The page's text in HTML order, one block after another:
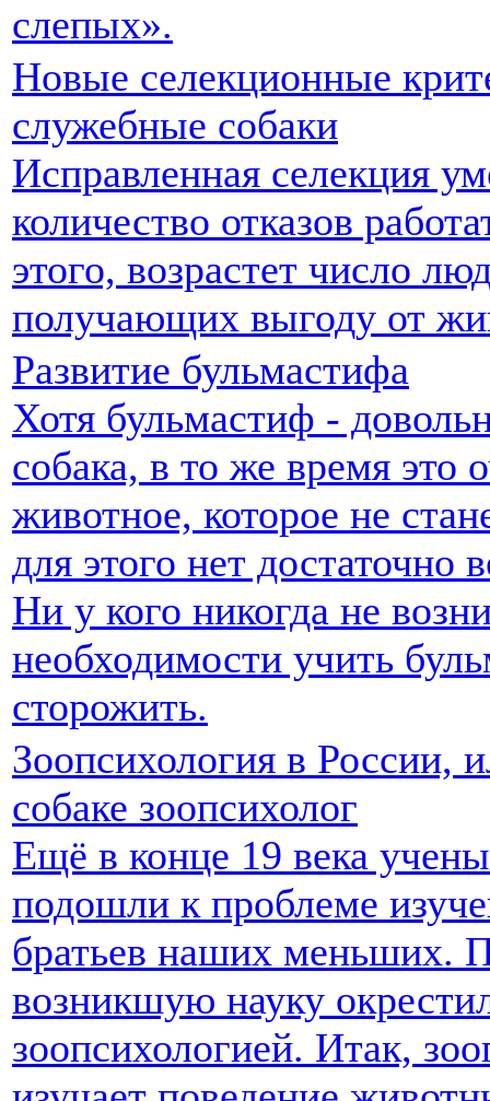
слепых».
Новые селекционные
служебные собаки
Исправленная селекция
количество отказов
этого, возрастет число
получающих выгоду от
Развитие бульмастифа
Хотя бульмастиф -
собака, в то же время это
животное, которое не
для этого нет достаточно
Ни у кого никогда не
необходимости учить
сторожить.
Зоопсихология в России,
собаке зоопсихолог
Ещё в конце 19 века
подошли к проблеме
братьев наших меньших.
возникшую науку
зоопсихологией. Итак,